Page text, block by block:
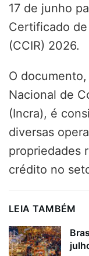
17 de junho
Certificado
(CCIR) 2026.
O
Nacional de
(Incra), é
diversas
propriedades
crédito no
LEIA TAMBÉM